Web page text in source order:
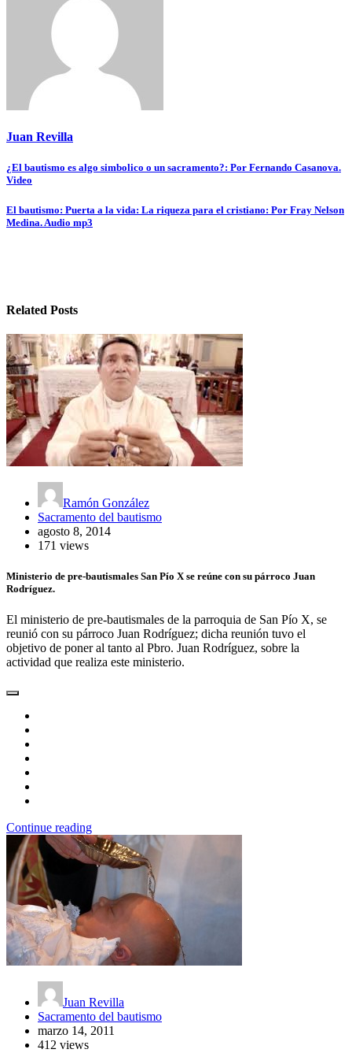
Juan Revilla
Navegación
entradas
¿El bautismo es algo simbolico o un sacramento?: Por Fernando Casanova.
Video
El bautismo: Puerta a la vida: La riqueza para el cristiano: Por Fray Nelson
Medina. Audio mp3
Related Posts
Ramón González
Sacramento del bautismo
agosto 8, 2014
171 views
Ministerio de pre-bautismales San Pío X se reúne con su párroco Juan
Rodríguez.
El ministerio de pre-bautismales de la parroquia de San Pío X, se
reunió con su párroco Juan Rodríguez; dicha reunión tuvo el
objetivo de poner al tanto al Pbro. Juan Rodríguez, sobre la
actividad que realiza este ministerio.
Continue reading
Juan Revilla
Sacramento del bautismo
marzo 14, 2011
412 views